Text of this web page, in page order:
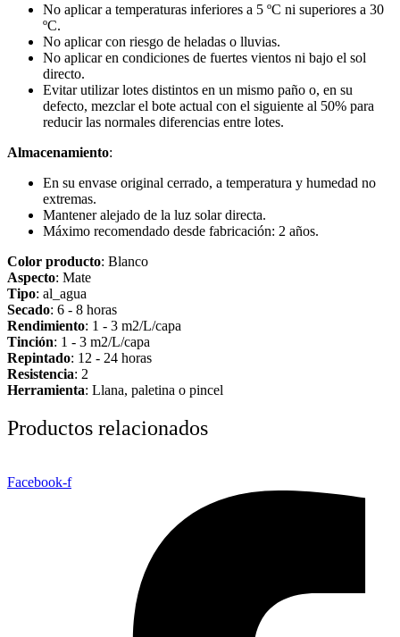
No aplicar a temperaturas inferiores a 5 ºC ni superiores a 30
ºC.
No aplicar con riesgo de heladas o lluvias.
No aplicar en condiciones de fuertes vientos ni bajo el sol
directo.
Evitar utilizar lotes distintos en un mismo paño o, en su
defecto, mezclar el bote actual con el siguiente al 50% para
reducir las normales diferencias entre lotes.
Almacenamiento:
En su envase original cerrado, a temperatura y humedad no
extremas.
Mantener alejado de la luz solar directa.
Máximo recomendado desde fabricación: 2 años.
Color producto: Blanco
Aspecto: Mate
Tipo: al_agua
Secado: 6 - 8 horas
Rendimiento: 1 - 3 m2/L/capa
Tinción: 1 - 3 m2/L/capa
Repintado: 12 - 24 horas
Resistencia: 2
Herramienta: Llana, paletina o pincel
Productos relacionados
Facebook-f